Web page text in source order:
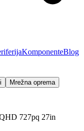
KomponenteBlog
Mrežna oprema
727pq 27in